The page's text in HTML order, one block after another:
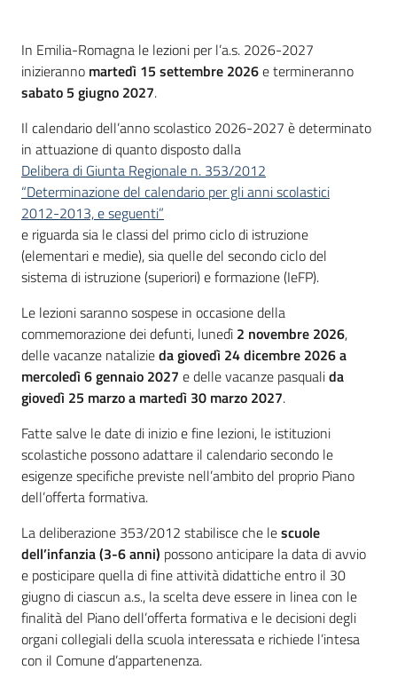
Introduzione
In Emilia-Romagna le lezioni per l’a.s. 2026-2027
inizieranno martedì 15 settembre 2026e termineranno
sabato 5 giugno 2027.
Il calendario dell’anno scolastico 2026-2027 è determinato
in attuazione di quanto disposto dalla
Delibera di Giunta Regionale n. 353/2012
“Determinazione del calendario per gli anni scolastici
2012-2013, e seguenti”
e riguarda sia le classi del primo ciclo di istruzione
(elementari e medie), sia quelle del secondo ciclo del
sistema di istruzione (superiori) e formazione (IeFP).
Le lezioni saranno sospese in occasione della
commemorazione dei defunti, lunedì 2 novembre 2026,
delle vacanze natalizieda giovedì 24 dicembre 2026 a
mercoledì 6 gennaio 2027 e delle vacanze pasqualida
giovedì 25 marzo a martedì 30 marzo 2027.
Fatte salve le date di inizio e fine lezioni, le istituzioni
scolastiche possono adattare il calendario secondo le
esigenze specifiche previste nell’ambito del proprio Piano
dell’offerta formativa.
La deliberazione 353/2012 stabilisce che lescuole
dell’infanzia (3-6 anni) possono anticipare la data di avvio
e posticipare quella di fine attività didattiche entro il 30
giugno di ciascun a.s., la scelta deve essere in linea con le
finalità del Piano dell’offerta formativa e le decisioni degli
organi collegiali della scuola interessata e richiede l’intesa
con il Comune d’appartenenza.